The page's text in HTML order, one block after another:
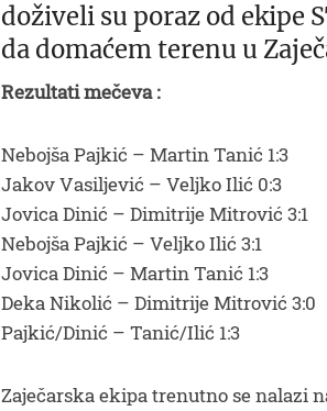
doživeli su poraz od ekipe
da domaćem terenu u
Rezultati mečeva :
Nebojša Pajkić – Martin Tanić 1:3
Jakov Vasiljević – Veljko Ilić 0:3
Jovica Dinić – Dimitrije Mitrović 3:1
Nebojša Pajkić – Veljko Ilić 3:1
Jovica Dinić – Martin Tanić 1:3
Deka Nikolić – Dimitrije Mitrović 3:0
Pajkić/Dinić – Tanić/Ilić 1:3
Zaječarska ekipa trenutno se nalazi